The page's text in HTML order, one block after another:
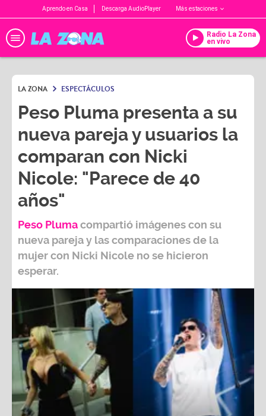
Aprendo en Casa Descarga AudioPlayer Más estaciones
Radio La Zona
en vivo
LA ZONA ESPECTÁCULOS
Peso Pluma presenta a su
nueva pareja y usuarios la
comparan con Nicki
Nicole: "Parece de 40
años"
Peso Plumacompartió imágenes con su
nueva pareja y las comparaciones de la
mujer con Nicki Nicole no se hicieron
esperar.